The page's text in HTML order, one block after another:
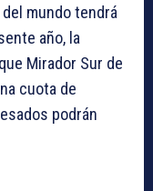
mundo tendrá
año, la
Mirador Sur de
cuota de
podrán